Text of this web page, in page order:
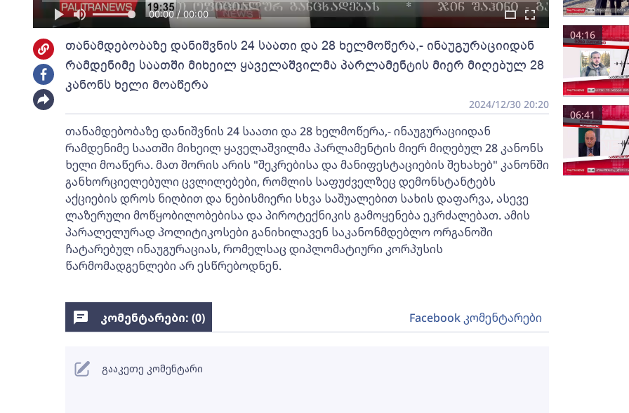
00:00 / 00:00
თანამდებობაზე დანიშვნის 24 საათი და 28 ხელმოწერა,- ინაუგურაციიდან
რამდენიმე საათში მიხეილ ყაველაშვილმა პარლამენტის მიერ მიღებულ 28
კანონს ხელი მოაწერა
2024/12/30 20:20
თანამდებობაზე დანიშვნის 24 საათი და 28 ხელმოწერა,- ინაუგურაციიდან
რამდენიმე საათში მიხეილ ყაველაშვილმა პარლამენტის მიერ მიღებულ 28 კანონს
ხელი მოაწერა. მათ შორის არის "შეკრებისა და მანიფესტაციების შეხახებ" კანონში
განხორციელებული ცვლილებები, რომლის საფუძველზეც დემონსტანტებს
აქციების დროს ნიღბით და ნებისმიერი სხვა საშუალებით სახის დაფარვა, ასევე
ლაზერული მოწყობილობებისა და პიროტექნიკის გამოყენება ეკრძალებათ. ამის
პარალელურად პოლიტიკოსები განიხილავენ საკანონმდებლო ორგანოში
ჩატარებულ ინაუგურაციას, რომელსაც დიპლომატიური კორპუსის
წარმომადგენლები არ ესწრებოდნენ.
04:16
06:41
კომენტარები: (0) Facebook კომენტარები
გააკეთე კომენტარი